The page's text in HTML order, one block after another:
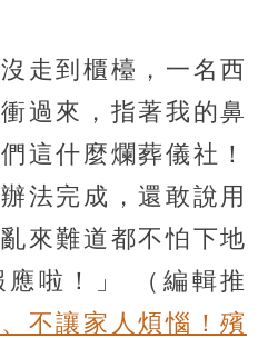
走到櫃檯，一名西
過來，指著我的鼻
這什麼爛葬儀社！
法完成，還敢說用
來難道都不怕下地
應啦！」
（編輯推
不讓家人煩惱！殯